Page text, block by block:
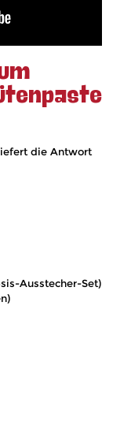
die Antwort
Ausstecher-Set)